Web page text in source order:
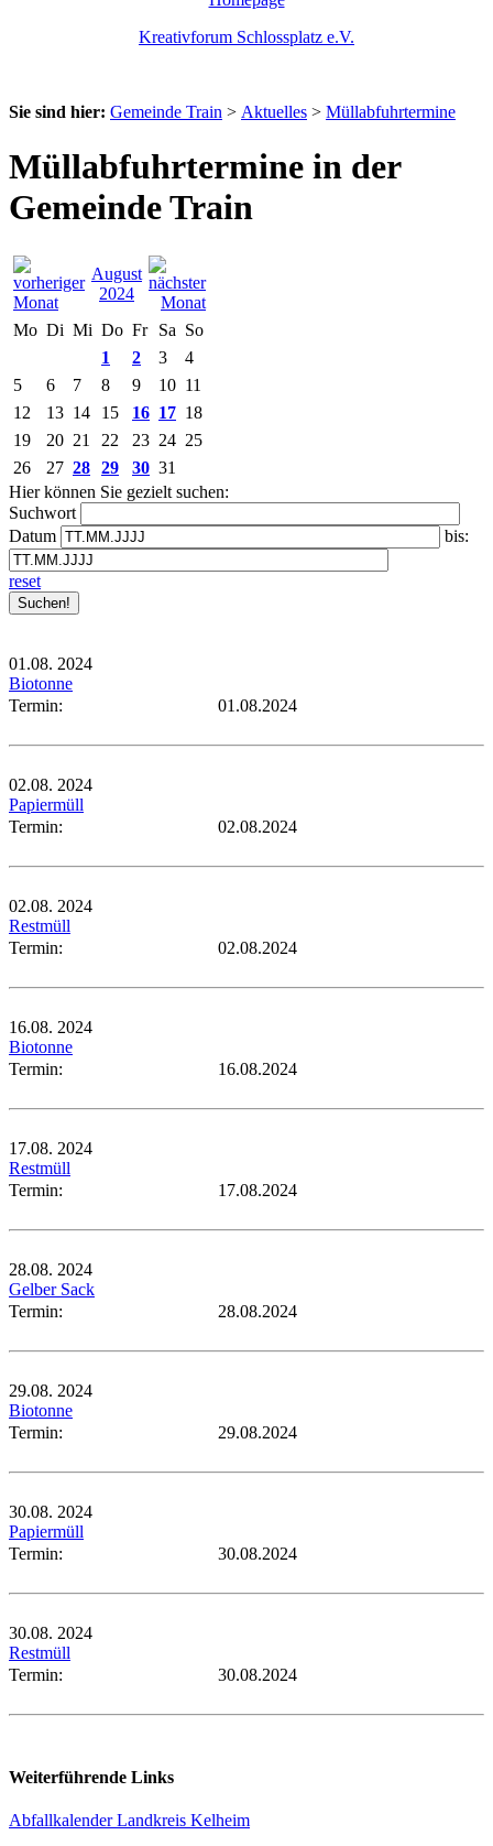
Kreativforum Schlossplatz e.V.
Sie sind hier: Gemeinde Train > Aktuelles > Müllabfuhrtermine
Müllabfuhrtermine in der
Gemeinde Train
August
2024
Mo Di Mi Do Fr Sa So
1
2 3
4
5
6 7 8 9 10 11
12
13 14 15 16 17 18
19
20 21 22 23 24 25
26
27 28 29 30 31
Hier können Sie gezielt suchen:
Suchwort
Datum
bis:
reset
01.08. 2024
Biotonne
Termin:
01.08.2024
02.08. 2024
Papiermüll
Termin:
02.08.2024
02.08. 2024
Restmüll
Termin:
02.08.2024
16.08. 2024
Biotonne
Termin:
16.08.2024
17.08. 2024
Restmüll
Termin:
17.08.2024
28.08. 2024
Gelber Sack
Termin:
28.08.2024
29.08. 2024
Biotonne
Termin:
29.08.2024
30.08. 2024
Papiermüll
Termin:
30.08.2024
30.08. 2024
Restmüll
Termin:
30.08.2024
Weiterführende Links
Abfallkalender Landkreis Kelheim